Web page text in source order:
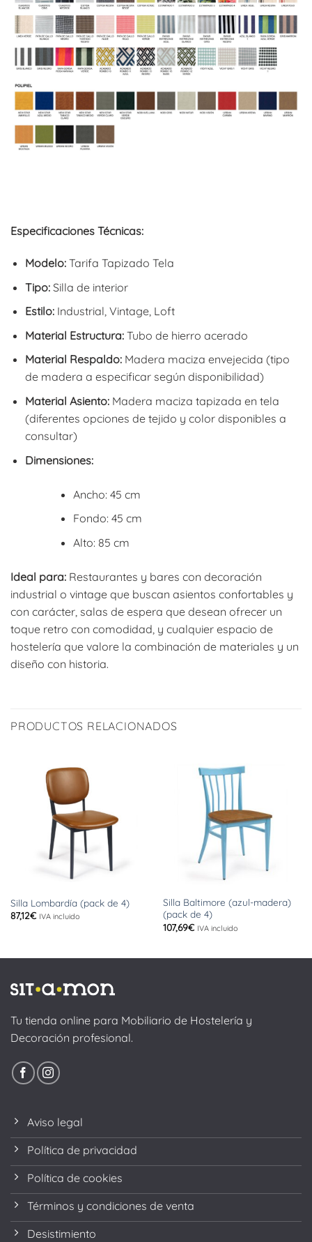
Especificaciones Técnicas:
Modelo:Tarifa Tapizado Tela
Tipo:Silla de interior
Estilo:Industrial, Vintage, Loft
Material Estructura:Tubo de hierro acerado
Material Respaldo:Madera maciza envejecida (tipo
de madera a especificar según disponibilidad)
Material Asiento:Madera maciza tapizada en tela
(diferentes opciones de tejido y color disponibles a
consultar)
Dimensiones:
Ancho: 45 cm
Fondo: 45 cm
Alto: 85 cm
Ideal para: Restaurantes y bares con decoración
industrial o vintage que buscan asientos confortables y
con carácter, salas de espera que desean ofrecer un
toque retro con comodidad, y cualquier espacio de
hostelería que valore la combinación de materiales y un
diseño con historia.
PRODUCTOS RELACIONADOS
Silla Lombardía (pack de 4)
87,12€ IVA incluido
Silla Baltimore (azul-madera)
(pack de 4)
107,69€ IVA incluido
Tu tienda online para Mobiliario de Hostelería y
Decoración profesional.
Aviso legal
Política de privacidad
Política de cookies
Términos y condiciones de venta
Desistimiento